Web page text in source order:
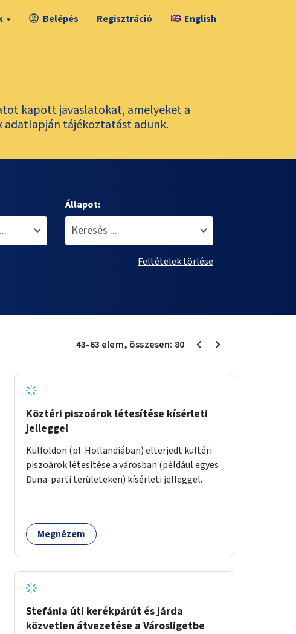
Belépés Regisztráció English
kapott javaslatokat, amelyeket a
tájékoztatást adunk.
Állapot:
Feltételek törlése
43-63 elem, összesen: 80
Köztéri piszoárok létesítése kísérleti
jelleggel
Külföldön (pl. Hollandiában) elterjedt kültéri
piszoárok létesítése a városban (például egyes
Duna-parti területeken) kísérleti jelleggel.
Megnézem
Stefánia úti kerékpárút és járda
közvetlen átvezetése a Városligetbe